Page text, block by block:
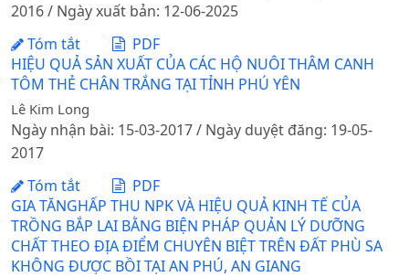
2016 / Ngày xuất bản: 12-06-2025
Tóm tắt
PDF
HIỆU QUẢ SẢN XUẤT CỦA CÁC HỘ NUÔI THÂM CANH
TÔM THẺ CHÂN TRẮNG TẠI TỈNH PHÚ YÊN
Lê Kim Long
Ngày nhận bài: 15-03-2017 / Ngày duyệt đăng: 19-05-
2017
Tóm tắt
PDF
GIA TĂNGHẤP THU NPK VÀ HIỆU QUẢ KINH TẾ CỦA
TRỒNG BẮP LAI BẰNG BIỆN PHÁP QUẢN LÝ DƯỠNG
CHẤT THEO ĐỊA ĐIỂM CHUYÊN BIỆT TRÊN ĐẤT PHÙ SA
KHÔNG ĐƯỢC BỒI TẠI AN PHÚ, AN GIANG